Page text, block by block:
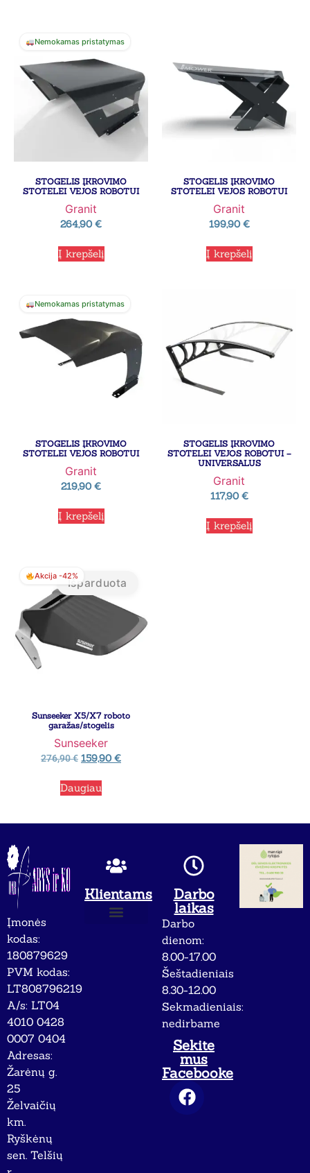
Nemokamas pristatymas
STOGELIS ĮKROVIMO
STOTELEI VEJOS ROBOTUI
Granit
264,90€
Į krepšelį
STOGELIS ĮKROVIMO
STOTELEI VEJOS ROBOTUI
Granit
199,90€
Į krepšelį
Nemokamas pristatymas
STOGELIS ĮKROVIMO
STOTELEI VEJOS ROBOTUI
Granit
219,90€
Į krepšelį
STOGELIS ĮKROVIMO
STOTELEI VEJOS ROBOTUI –
UNIVERSALUS
Granit
117,90€
Į krepšelį
Akcija -42%
Išparduota
Sunseeker X5/X7 roboto
garažas/stogelis
Sunseeker
276,90€ 159,90€
Daugiau
Įmonės
kodas:
180879629
PVM kodas:
LT808796219
A/s: LT04
4010 0428
0007 0404
Adresas:
Žarėnų g.
25
Želvaičių
km.
Ryškėnų
sen. Telšių
Klientams
Darbo
laikas
Darbo
dienom:
8.00-17.00
Šeštadieniais
8.30-12.00
Sekmadieniais:
nedirbame
Sekite
mus
Facebooke